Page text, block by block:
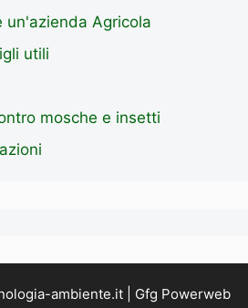
un'azienda Agricola
utili
mosche e insetti
ambiente.it | Gfg Powerweb